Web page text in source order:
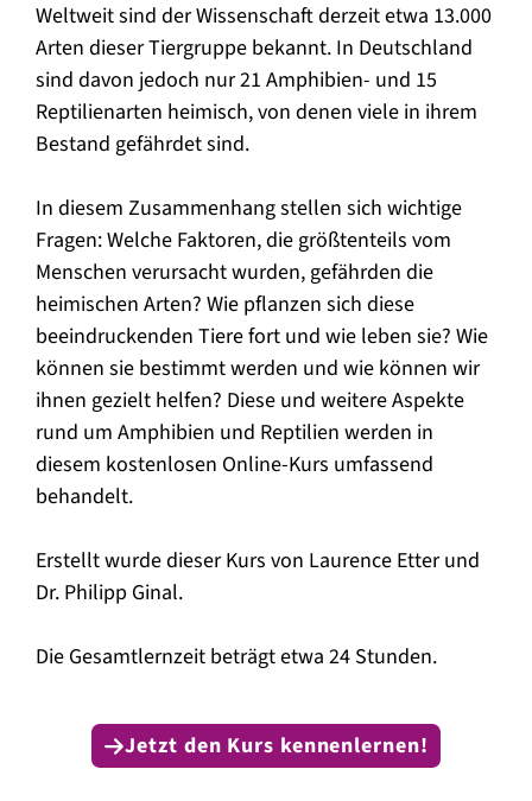
Weltweit sind der Wissenschaft derzeit etwa 13.000
Arten dieser Tiergruppe bekannt. In Deutschland
sind davon jedoch nur 21 Amphibien- und 15
Reptilienarten heimisch, von denen viele in ihrem
Bestand gefährdet sind.
In diesem Zusammenhang stellen sich wichtige
Fragen: Welche Faktoren, die größtenteils vom
Menschen verursacht wurden, gefährden die
heimischen Arten? Wie pflanzen sich diese
beeindruckenden Tiere fort und wie leben sie? Wie
können sie bestimmt werden und wie können wir
ihnen gezielt helfen? Diese und weitere Aspekte
rund um Amphibien und Reptilien werden in
diesem kostenlosen Online-Kurs umfassend
behandelt.
Erstellt wurde dieser Kurs von Laurence Etter und
Dr. Philipp Ginal.
Die Gesamtlernzeit beträgt etwa 24 Stunden.
Jetzt den Kurs kennenlernen!